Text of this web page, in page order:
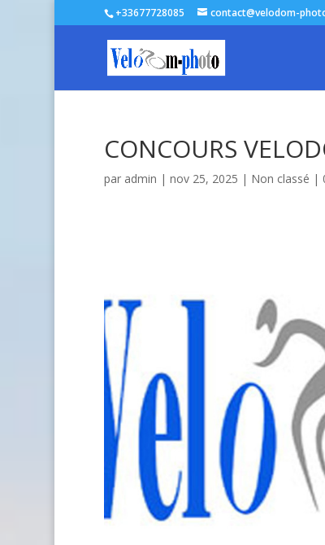
+33677728085 contact@velodom-
CONCOURS
par admin | nov 25, 2025 | Non classé |